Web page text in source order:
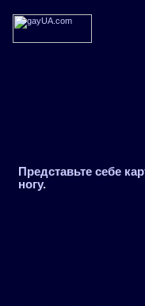
Представьте себе
ногу.